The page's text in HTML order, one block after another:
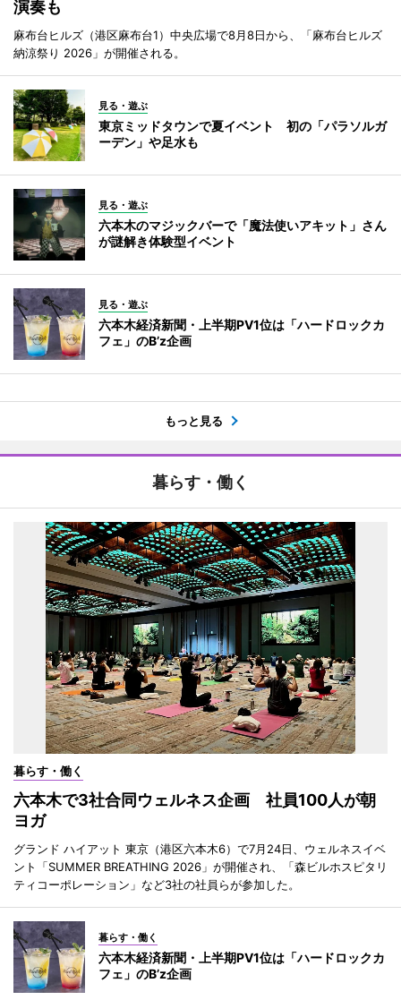
演奏も
麻布台ヒルズ（港区麻布台1）中央広場で8月8日から、「麻布台ヒルズ
納涼祭り 2026」が開催される。
見る・遊ぶ
東京ミッドタウンで夏イベント 初の「パラソルガ
ーデン」や足水も
見る・遊ぶ
六本木のマジックバーで「魔法使いアキット」さん
が謎解き体験型イベント
見る・遊ぶ
六本木経済新聞・上半期PV1位は「ハードロックカ
フェ」のB’z企画
もっと見る
暮らす・働く
暮らす・働く
六本木で3社合同ウェルネス企画 社員100人が朝
ヨガ
グランド ハイアット 東京（港区六本木6）で7月24日、ウェルネスイベ
ント「SUMMER BREATHING 2026」が開催され、「森ビルホスピタリ
ティコーポレーション」など3社の社員らが参加した。
暮らす・働く
六本木経済新聞・上半期PV1位は「ハードロックカ
フェ」のB’z企画